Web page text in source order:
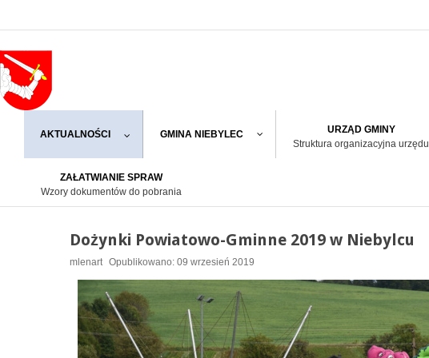
AKTUALNOŚCI GMINA NIEBYLEC
URZĄD GMINY
Struktura organizacyjna urzędu
ZAŁATWIANIE SPRAW
Wzory dokumentów do pobrania
Dożynki Powiatowo-Gminne 2019 w Niebylcu
mlenart Opublikowano: 09 wrzesień 2019